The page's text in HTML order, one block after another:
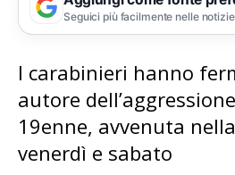
Seguici più facilmente nelle
I carabinieri hanno
autore
19enne, avvenuta
venerdì e sabato